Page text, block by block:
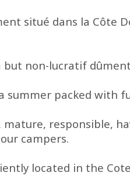
situé dans la Côte
non-lucratif
summer packed with
responsible,
campers.
located in the